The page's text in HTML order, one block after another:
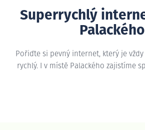
Superrychlý
Palackého
Pořiďte si pevný internet, který je
rychlý. I v místě Palackého zajistíme